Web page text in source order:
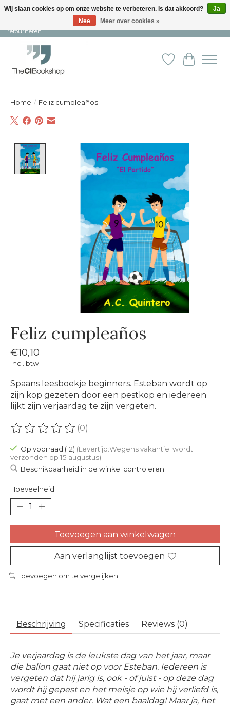
Snelle levering en persoonlijke service ︱ Niet goed? Geld terug! ︱ Gratis
retourneren.
Verlanglijst
Home / Feliz cumpleaños
Product image slideshow Items
Feliz cumpleaños
€10,10
Incl. btw
Spaans leesboekje beginners. Esteban wordt op
zijn kop gezeten door een pestkop en iedereen
lijkt zijn verjaardag te zijn vergeten.
De beoordeling van dit product is
(0)
Op voorraad (12) (Levertijd:Wegens vakantie: wordt
verzonden op 15 augustus)
Beschikbaarheid in de winkel controleren
Hoeveelheid:
Toevoegen aan winkelwagen
Aan verlanglijst toevoegen
Toevoegen om te vergelijken
Beschrijving Specificaties Reviews (0)
Je verjaardag is de leukste dag van het jaar, maar
die ballon gaat niet op voor Esteban. Iedereen is
vergeten dat hij jarig is, ook - of juist - op deze dag
wordt hij gepest en het meisje op wie hij verliefd is,
gaat met een ander. Wat een baaldag! Maar ja, het
Wij slaan cookies op om onze website te verbeteren. Is dat akkoord?
Ja
Nee
Meer over cookies »